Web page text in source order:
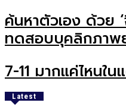
ค้นหาตัวเอง ด้วย
ทดสอบบุคลิกภา
7-11 มากแค่ไหนใ
Latest